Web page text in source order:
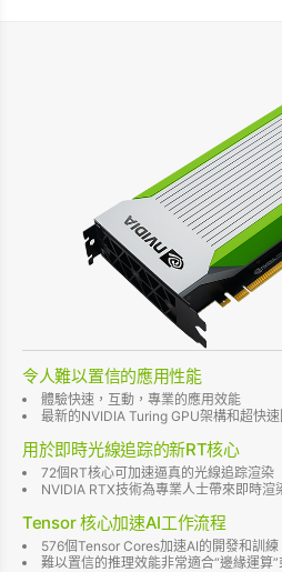
令人難以置信的應用性能
體驗快速，互動，專業的應用效能
最新的NVIDIA Turing GPU架構和超快
用於即時光線追踪的新RT核心
72個RT核心可加速逼真的光線追踪渲染
NVIDIA RTX技術為專業人士帶來即時渲
Tensor 核心加速AI工作流程
576個Tensor Cores加速AI的開發和訓練
難以置信的推理效能非常適合“邊緣運算